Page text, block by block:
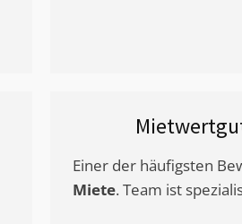
Einer der häufigsten
Miete. Team ist